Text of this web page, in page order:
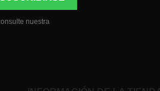
nuestra